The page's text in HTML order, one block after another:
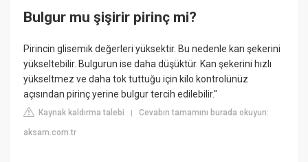
Bulgur mu şişirir pirinç mi?
Pirincin glisemik değerleri yüksektir. Bu nedenle kan şekerini
yükseltebilir. Bulgurun ise daha düşüktür. Kan şekerini hızlı
yükseltmez ve daha tok tuttuğu için kilo kontrolünüz
açısından pirinç yerine bulgur tercih edilebilir."
Kaynak kaldırma talebi |Cevabın tamamını burada okuyun:
aksam.com.tr